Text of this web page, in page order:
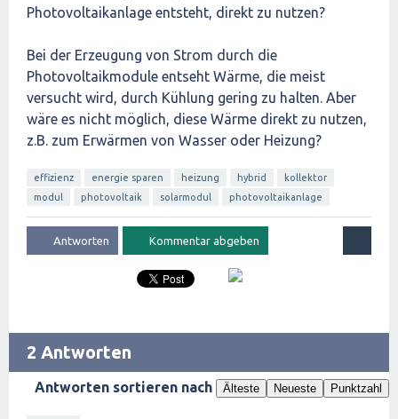
Photovoltaikanlage entsteht, direkt zu nutzen?
Bei der Erzeugung von Strom durch die
Photovoltaikmodule entseht Wärme, die meist
versucht wird, durch Kühlung gering zu halten. Aber
wäre es nicht möglich, diese Wärme direkt zu nutzen,
z.B. zum Erwärmen von Wasser oder Heizung?
effizienz energie sparen heizung hybrid
kollektor
modul
photovoltaik solarmodul photovoltaikanlage
2 Antworten
Antworten sortieren nach Älteste Neueste Punktzahl